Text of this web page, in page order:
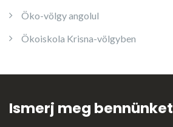
Öko-völgy angolul
Ökoiskola Krisna-völgyben
Ismerj meg bennünket